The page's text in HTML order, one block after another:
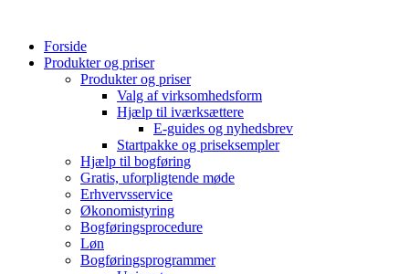
indholdForside
Produkter og priser
Produkter og priser
Valg af virksomhedsform
Hjælp til iværksættere
E-guides og nyhedsbrev
Startpakke og priseksempler
Hjælp til bogføring
Gratis, uforpligtende møde
Erhvervsservice
Økonomistyring
Bogføringsprocedure
Løn
Bogføringsprogrammer